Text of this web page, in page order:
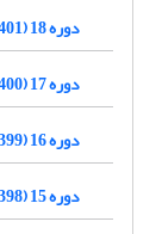
دوره 18 (1401)
دوره 17 (1400)
دوره 16 (1399)
دوره 15 (1398)